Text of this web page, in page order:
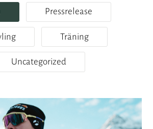
Pressrelease
Träning
Uncategorized